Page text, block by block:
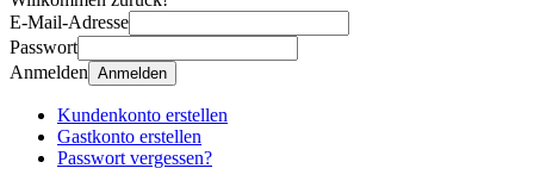
E-Mail-Adresse
Passwort
Anmelden Anmelden
Kundenkonto erstellen
Gastkonto erstellen
Passwort vergessen?